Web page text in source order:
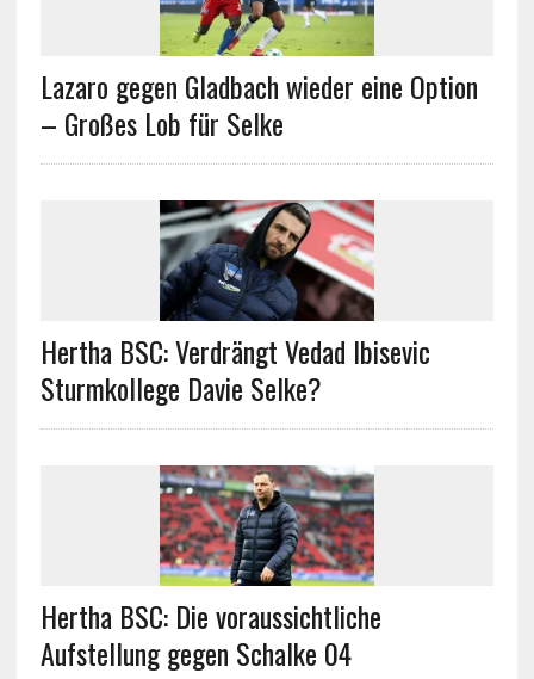
Lazaro gegen Gladbach wieder eine Option
– Großes Lob für Selke
Hertha BSC: Verdrängt Vedad Ibisevic
Sturmkollege Davie Selke?
Hertha BSC: Die voraussichtliche
Aufstellung gegen Schalke 04